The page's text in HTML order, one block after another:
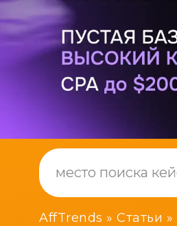
AffTrends » Статьи »